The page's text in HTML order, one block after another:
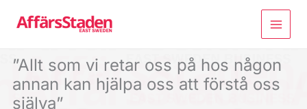
”Allt som vi retar oss på hos någon
annan kan hjälpa oss att förstå oss
själva”